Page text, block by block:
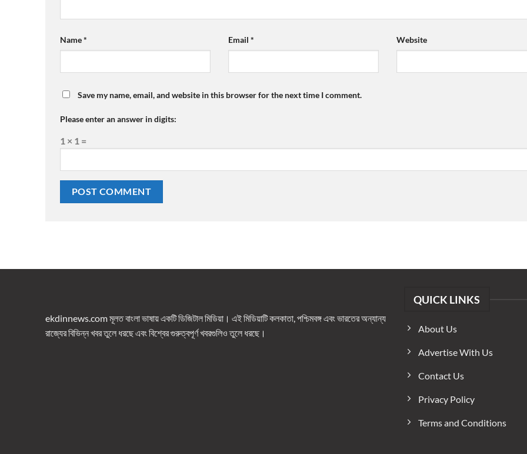
Name* Email * Website
Save my name, email, and website in this browser for the next time I comment.
Please enter an answer in digits:
1 × 1 =
ekdinnews.com মূলত বাংলা ভাষায় একটি ডিজিটাল মিডিয়া। এই মিডিয়াটি কলকাতা, পশ্চিমবঙ্গ এবং ভারতের অন্যান্য
রাজ্যের বিভিন্ন খবর তুলে ধরছে এবং বিশ্বের গুরুত্বপূর্ণ খবরগুলিও তুলে ধরছে।
QUICK LINKS
About Us
Advertise With Us
Contact Us
Privacy Policy
Terms and Conditions